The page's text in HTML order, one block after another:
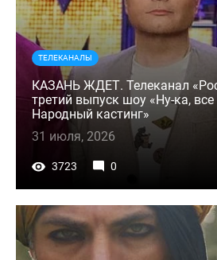
ТЕЛЕКАНАЛЫ
КАЗАНЬ ЖДЕТ. Телеканал
третий выпуск шоу «Ну-ка, все
Народный кастинг»
31 июля, 2026
3723 0